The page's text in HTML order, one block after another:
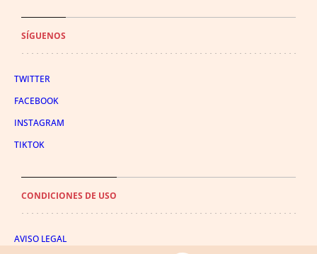
SÍGUENOS
TWITTER
FACEBOOK
INSTAGRAM
TIKTOK
CONDICIONES DE USO
AVISO LEGAL